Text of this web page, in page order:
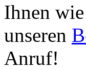
Ihnen
unseren
Anruf!